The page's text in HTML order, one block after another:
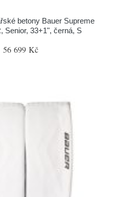
betony Bauer Supreme
Senior, 33+1", černá, S
56 699 Kč